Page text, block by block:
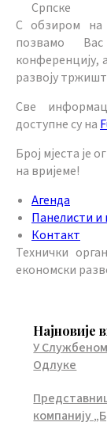
Српске
С обзиром на
позвамо
конференцију,
развоју
Све
доступне су на
Број мјеста је
на вријеме!
Агенда
Панелисти и
Контакт
Технички
економски
Најновије
У
Одлуке
компанију